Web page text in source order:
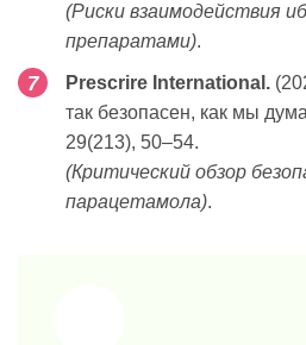
(Риски взаимодействия
препаратами).
Prescrire International.
так безопасен, как мы
29(213), 50–54.
(Критический обзор
парацетамола).